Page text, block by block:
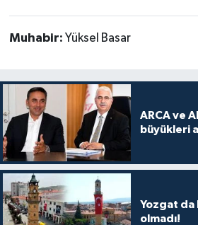
Muhabir: Yüksel Basar
ARCA ve
büyükleri
Yozgat da
olmadı!